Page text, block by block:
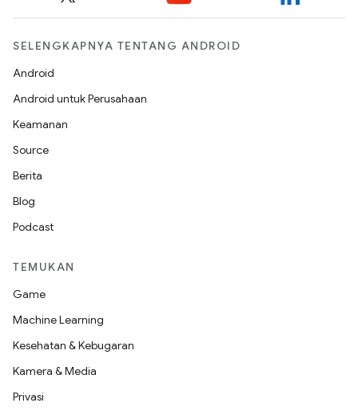
SELENGKAPNYA TENTANG ANDROID
Android
Android untuk Perusahaan
Keamanan
Source
Berita
Blog
Podcast
TEMUKAN
Game
Machine Learning
Kesehatan & Kebugaran
Kamera & Media
Privasi